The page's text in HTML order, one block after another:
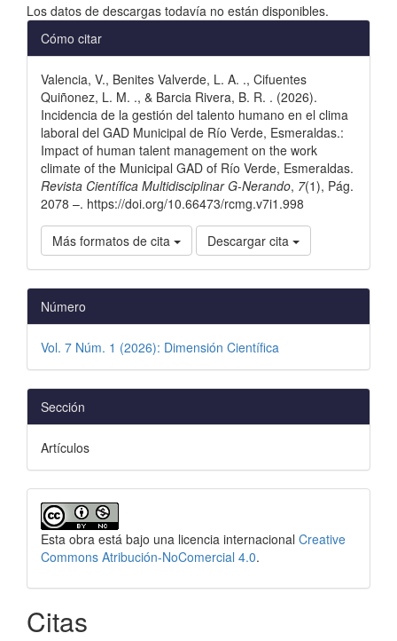
Los datos de descargas todavía no están disponibles.
Detalles
del
artículo
Cómo citar
Valencia, V., Benites Valverde, L. A. ., Cifuentes
Quiñonez, L. M. ., & Barcia Rivera, B. R. . (2026).
Incidencia de la gestión del talento humano en el clima
laboral del GAD Municipal de Río Verde, Esmeraldas.:
Impact of human talent management on the work
climate of the Municipal GAD of Río Verde, Esmeraldas.
Revista Científica Multidisciplinar G-Nerando, 7(1), Pág.
2078 –. https://doi.org/10.66473/rcmg.v7i1.998
Más formatos de cita Descargar cita
Número
Vol. 7 Núm. 1 (2026): Dimensión Científica
Sección
Artículos
Esta obra está bajo una licencia internacional Creative
Commons Atribución-NoComercial 4.0.
Citas